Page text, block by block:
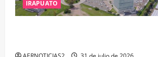
IRAPUATO